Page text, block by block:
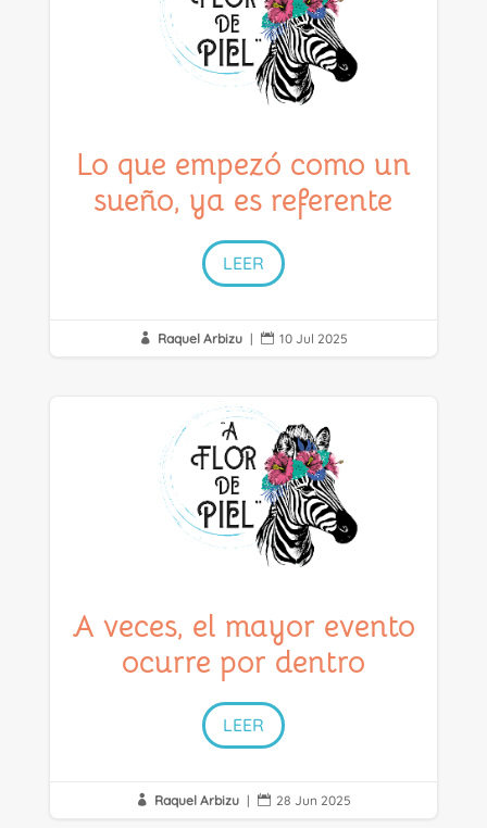
Lo que empezó como un
sueño, ya es referente
LEER
 Raquel Arbizu |  10 Jul 2025
A veces, el mayor evento
ocurre por dentro
LEER
 Raquel Arbizu |  28 Jun 2025